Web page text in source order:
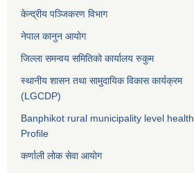
केन्द्रीय पञ्जिकरण विभाग
नेपाल कानुन आयोग
जिल्ला समन्वय समितिको कार्यालय रुकुम
स्थानीय शासन तथा सामुदायिक विकास कार्यक्रम
(LGCDP)
Banphikot rural municipality level health
Profile
कर्णाली लोक सेवा आयाेग